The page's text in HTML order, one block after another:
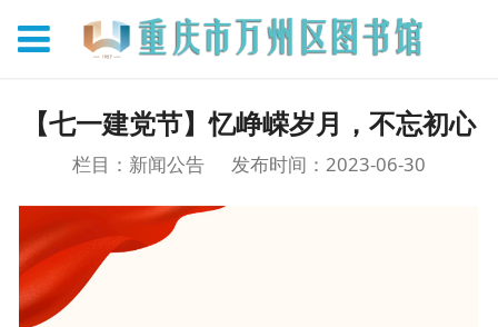
【七一建党节】忆峥嵘岁月，不忘初心
栏目：新闻公告 发布时间：2023-06-30